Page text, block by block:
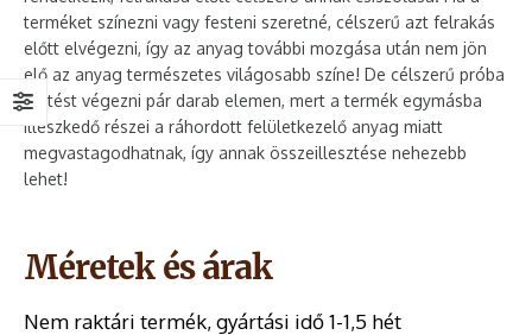
terméket színezni vagy festeni szeretné, célszerű azt felrakás
előtt elvégezni, így az anyag további mozgása után nem jön
elő az anyag természetes világosabb színe! De célszerű próba
festést végezni pár darab elemen, mert a termék egymásba
illeszkedő részei a ráhordott felületkezelő anyag miatt
megvastagodhatnak, így annak összeillesztése nehezebb
lehet!
Méretek és árak
Nem raktári termék, gyártási idő 1-1,5 hét